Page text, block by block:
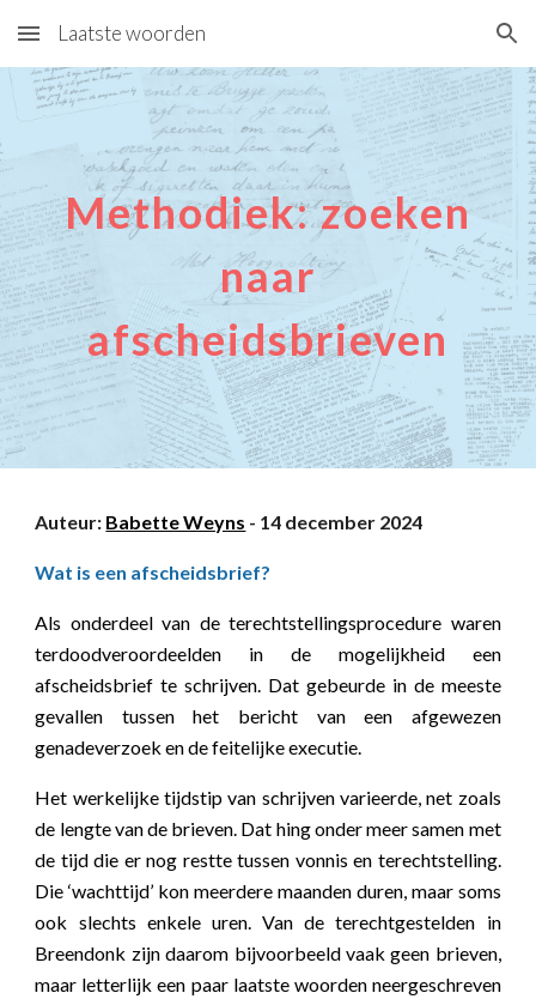
Skip to main content Skip to navigation
Laatste woorden
Methodiek: zoeken
naar
afscheidsbrieven
Auteur: Babette Weyns - 14 december 2024
Wat is een afscheidsbrief?
Als onderdeel van de terechtstellingsprocedure waren
terdoodveroordeelden in de mogelijkheid een
afscheidsbrief te schrijven. Dat gebeurde in de meeste
gevallen tussen het bericht van een afgewezen
genadeverzoek en de feitelijke executie.
Het werkelijke tijdstip van schrijven varieerde, net zoals
de lengte van de brieven. Dat hing onder meer samen met
de tijd die er nog restte tussen vonnis en terechtstelling.
Die ‘wachttijd’ kon meerdere maanden duren, maar soms
ook slechts enkele uren. Van de terechtgestelden in
Breendonk zijn daarom bijvoorbeeld vaak geen brieven,
maar letterlijk een paar laatste woorden neergeschreven